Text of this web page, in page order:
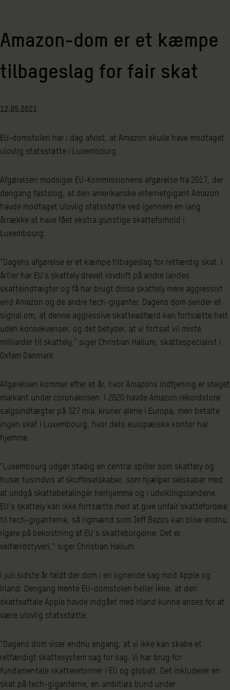
Amazon-dom er et kæmpe
tilbageslag for fair skat
12.05.2021
EU-domstolen har i dag afvist, at Amazon skulle have modtaget
ulovlig statsstøtte i Luxembourg.
Afgørelsen modsiger EU-Kommissionens afgørelse fra 2017, der
dengang fastslog, at den amerikanske internetgigant Amazon
havde modtaget ulovlig statsstøtte ved igennem en lang
årrække at have fået ekstra gunstige skatteforhold i
Luxembourg.
”Dagens afgørelse er et kæmpe tilbageslag for retfærdig skat. I
årtier har EU’s skattely drevet rovdrift på andre landes
skatteindtægter og få har brugt disse skattely mere aggressivt
end Amazon og de andre tech-giganter. Dagens dom sender et
signal om, at denne aggressive skatteadfærd kan fortsætte helt
uden konsekvenser, og det betyder, at vi fortsat vil miste
milliarder til skattely,” siger Christian Hallum, skattespecialist i
Oxfam Danmark.
Afgørelsen kommer efter et år, hvor Amazons indtjening er steget
markant under coronakrisen. I 2020 havde Amazon rekordstore
salgsindtægter på 327 mia. kroner alene i Europa, men betalte
ingen skat i Luxembourg, hvor dets europæiske kontor har
hjemme.
”Luxembourg udgør stadig en central spiller som skattely og
huser tusindvis af skuffeselskaber, som hjælper selskaber med
at undgå skattebetalinger herhjemme og i udviklingslandene.
EU’s skattely kan ikke fortsætte med at give unfair skattefordele
til tech-giganterne, så rigmænd som Jeff Bezos kan blive endnu
rigere på bekostning af EU´s skatteborgerne. Det er
velfærdstyveri,” siger Christian Hallum.
I juli sidste år faldt der dom i en lignende sag mod Apple og
Irland. Dengang mente EU-domstolen heller ikke, at den
skatteaftale Apple havde indgået med Irland kunne anses for at
være ulovlig statsstøtte.
”Dagens dom viser endnu engang, at vi ikke kan skabe et
retfærdigt skattesystem sag for sag. Vi har brug for
fundamentale skattereformer i EU og globalt. Det inkluderer en
skat på tech-giganterne, en ambitiøs bund under